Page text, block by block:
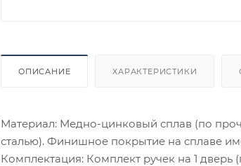
ОПИСАНИЕ ХАРАКТЕРИСТИКИ
Материал: Медно-цинковый сплав (по
сталью). Финишное покрытие на сплаве
Комплектация: Комплект ручек на 1 дверь